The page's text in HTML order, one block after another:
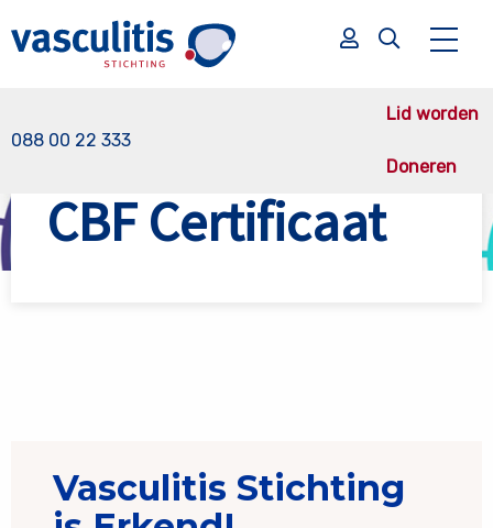
088 00 22 333
Lid worden
Doneren
Zoek
Zoek
CBF Certificaat
CBF Certificaat